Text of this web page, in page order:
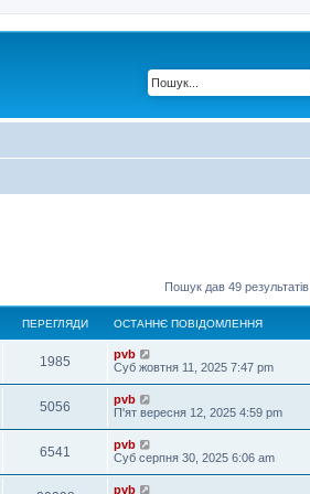
Пошук дав 49 результатів
ПЕРЕГЛЯДИ ОСТАННЄ ПОВІДОМЛЕННЯ
1985
pvb
Суб жовтня 11, 2025 7:47 pm
5056
pvb
П'ят вересня 12, 2025 4:59 pm
6541
pvb
Суб серпня 30, 2025 6:06 am
pvb